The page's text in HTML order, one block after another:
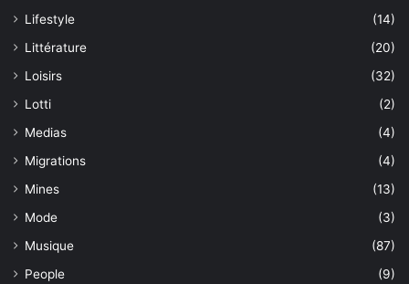
Lifestyle
(14)
Littérature
(20)
Loisirs
(32)
Lotti
(2)
Medias
(4)
Migrations
(4)
Mines
(13)
Mode
(3)
Musique
(87)
People
(9)